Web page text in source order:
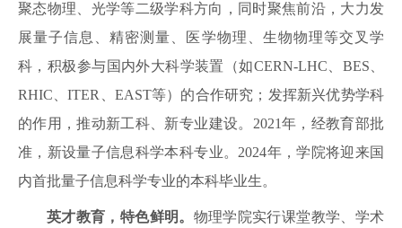
聚态物理、光学等二级学科方向，同时聚焦前沿，大力发
展量子信息、精密测量、医学物理、生物物理等交叉学
科，积极参与国内外大科学装置（如CERN-LHC、BES、
RHIC、ITER、EAST等）的合作研究； 发挥新兴优势学科
的作用，推动新工科、新专业建设。 2021年，经教育部批
准，新设量子信息科学本科专业。2024年，学院将迎来国
内首批量子信息科学专业的本科毕业生。
英才教育，特色鲜明。 物理学院实行课堂教学、学术